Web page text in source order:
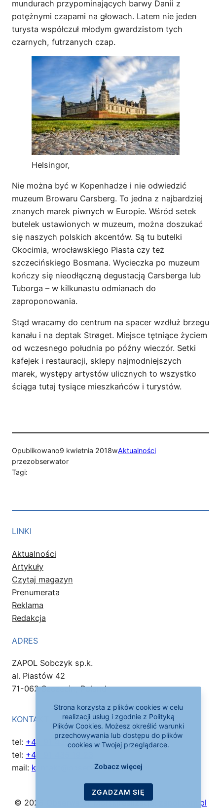
mundurach przypominających barwy Danii z
potężnymi czapami na głowach. Latem nie jeden
turysta współczuł młodym gwardzistom tych
czarnych, futrzanych czap.
Helsingor,
Nie można być w Kopenhadze i nie odwiedzić
muzeum Browaru Carsberg. To jedna z najbardziej
znanych marek piwnych w Europie. Wśród setek
butelek ustawionych w muzeum, można doszukać
się naszych polskich akcentów. Są tu butelki
Okocimia, wrocławskiego Piasta czy też
szczecińskiego Bosmana. Wycieczka po muzeum
kończy się nieodłączną degustacją Carsberga lub
Tuborga – w kilkunastu odmianach do
zaproponowania.
Stąd wracamy do centrum na spacer wzdłuż brzegu
kanału i na deptak Strøget. Miejsce tętniące życiem
od wczesnego południa po późny wieczór. Setki
kafejek i restauracji, sklepy najmodniejszych
marek, występy artystów ulicznych to wszystko
ściąga tutaj tysiące mieszkańców i turystów.
Opublikowano9 kwietnia 2018wAktualności
przezobserwator
Tagi:
LINKI
Aktualności
Artykuły
Czytaj magazyn
Prenumerata
Reklama
Redakcja
ADRES
ZAPOL Sobczyk sp.k.
al. Piastów 42
71-062 Szczecin, Poland
KONTAKT
tel: +48 91 435 19 00
tel: +48 91 435 19 23
mail: kontakt@obserwator-morski.pl
© 2026 Obserwator Morskirealizacja: zapol.com.pl
Strona korzysta z plików cookies w celu
realizacji usług i zgodnie z Polityką
Plików Cookies. Możesz określić warunki
przechowywania lub dostępu do plików
cookies w Twojej przeglądarce.
Zobacz więcej
ZGADZAM SIĘ